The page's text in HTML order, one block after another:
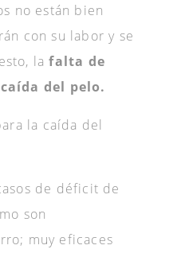
no están bien
con su labor y se
lafalta de
del pelo.
la caída del
de déficit de
son
muy eficaces